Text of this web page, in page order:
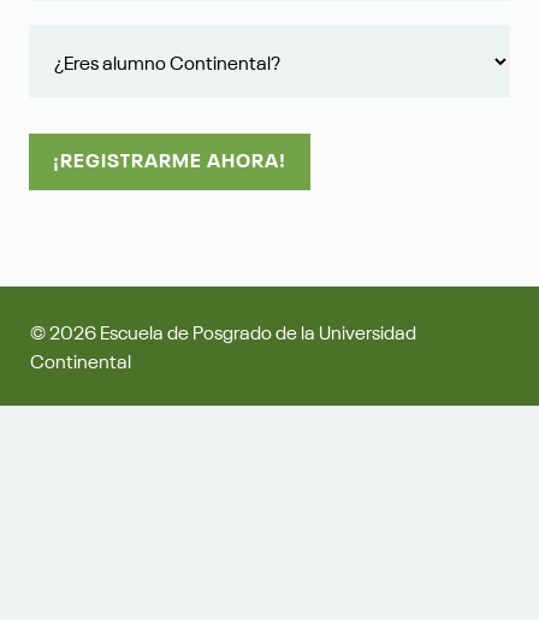
© 2026 Escuela de Posgrado de la Universidad
Continental